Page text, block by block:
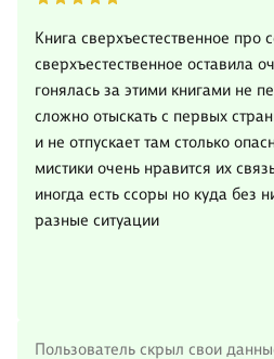
Книга сверхъестественное про
сверхъестественное оставила
гонялась за этими книгами не
сложно отыскать с первых
и не отпускает там столько
мистики очень нравится их
иногда есть ссоры но куда без
разные ситуации
Пользователь скрыл свои